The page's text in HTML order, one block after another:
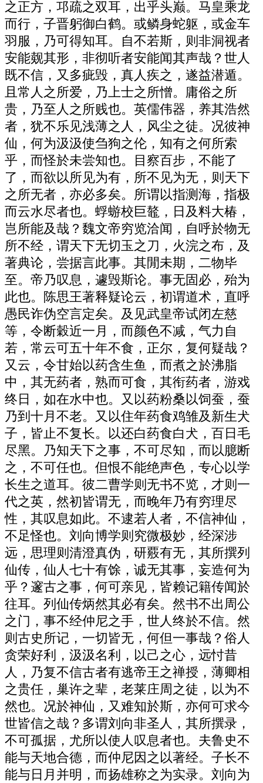
之正方，邛疏之双耳，出乎头巅。马皇乘龙
而行，子晋躬御白鹤。或鳞身蛇躯，或金车
羽服，乃可得知耳。自不若斯，则非洞视者
安能觌其形，非彻听者安能闻其声哉？世人
既不信，又多疵毁，真人疾之，遂益潜遁。
且常人之所爱，乃上士之所憎。庸俗之所
贵，乃至人之所贱也。英儒伟器，养其浩然
者，犹不乐见浅薄之人，风尘之徒。况彼神
仙，何为汲汲使刍狗之伦，知有之何所索
乎，而怪於未尝知也。目察百步，不能了
了，而欲以所见为有，所不见为无，则天下
之所无者，亦必多矣。所谓以指测海，指极
而云水尽者也。蜉蝣校巨鼇，日及料大椿，
岂所能及哉？魏文帝穷览洽闻，自呼於物无
所不经，谓天下无切玉之刀，火浣之布，及
著典论，尝据言此事。其閒未期，二物毕
至。帝乃叹息，遽毁斯论。事无固必，殆为
此也。陈思王著释疑论云，初谓道术，直呼
愚民诈伪空言定矣。及见武皇帝试闭左慈
等，令断穀近一月，而颜色不减，气力自
若，常云可五十年不食，正尔，复何疑哉？
又云，令甘始以药含生鱼，而煮之於沸脂
中，其无药者，熟而可食，其衔药者，游戏
终日，如在水中也。又以药粉桑以饲蚕，蚕
乃到十月不老。又以住年药食鸡雏及新生犬
子，皆止不复长。以还白药食白犬，百日毛
尽黑。乃知天下之事，不可尽知，而以臆断
之，不可任也。但恨不能绝声色，专心以学
长生之道耳。彼二曹学则无书不览，才则一
代之英，然初皆谓无，而晚年乃有穷理尽
性，其叹息如此。不逮若人者，不信神仙，
不足怪也。刘向博学则究微极妙，经深涉
远，思理则清澄真伪，研覈有无，其所撰列
仙传，仙人七十有馀，诚无其事，妄造何为
乎？邃古之事，何可亲见，皆赖记籍传闻於
往耳。列仙传炳然其必有矣。然书不出周公
之门，事不经仲尼之手，世人终於不信。然
则古史所记，一切皆无，何但一事哉？俗人
贪荣好利，汲汲名利，以己之心，远忖昔
人，乃复不信古者有逃帝王之禅授，薄卿相
之贵任，巢许之辈，老莱庄周之徒，以为不
然也。况於神仙，又难知於斯，亦何可求今
世皆信之哉？多谓刘向非圣人，其所撰录，
不可孤据，尤所以使人叹息者也。夫鲁史不
能与天地合德，而仲尼因之以著经。子长不
能与日月并明，而扬雄称之为实录。刘向为